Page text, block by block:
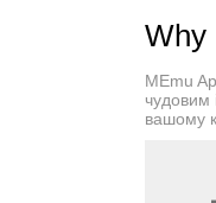
Why
MEmu
чудовим
вашому